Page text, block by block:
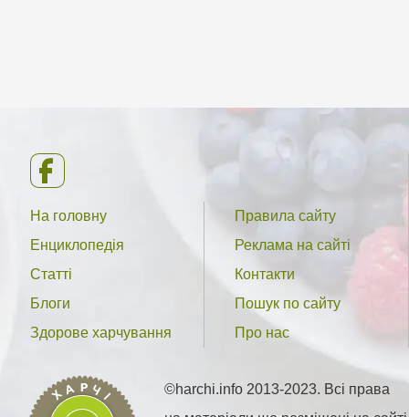
На головну
Енциклопедія
Статті
Блоги
Здорове харчування
Правила сайту
Реклама на сайті
Контакти
Пошук по сайту
Про нас
©harchi.info 2013-2023. Всі права